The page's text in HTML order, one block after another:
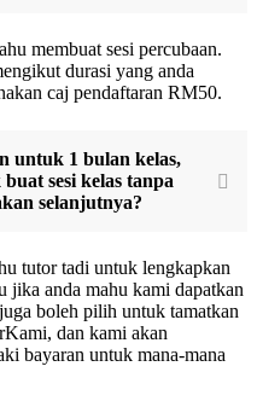
membuat sesi percubaan.
durasi yang anda
caj pendaftaran RM50.
untuk 1 bulan kelas,
sesi kelas tanpa
selanjutnya?
tutor tadi untuk lengkapkan
jika anda mahu kami dapatkan
boleh pilih untuk tamatkan
dan kami akan
bayaran untuk mana-mana